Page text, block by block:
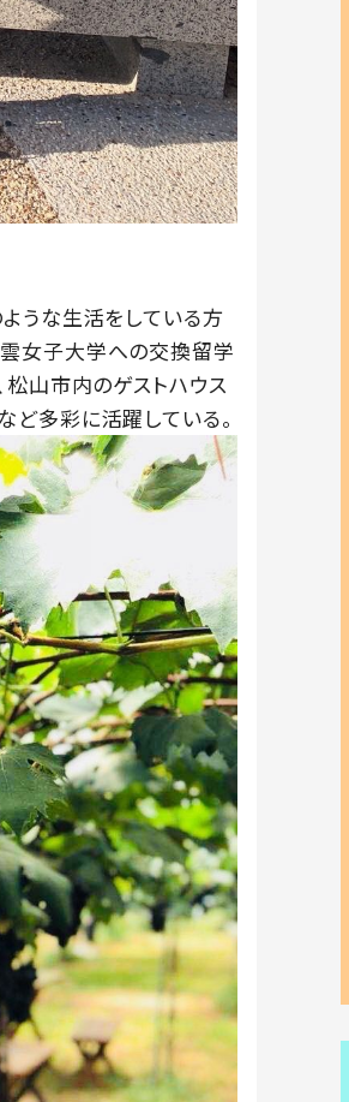
うな生活をしている方
女子大学への交換留学
山市内のゲストハウス
多彩に活躍している。